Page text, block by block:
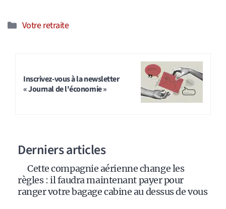
Catégories
Votre retraite
Inscrivez-vous à la newsletter
« Journal de l'économie »
Derniers articles
Cette compagnie aérienne change les
règles : il faudra maintenant payer pour
ranger votre bagage cabine au dessus de vous